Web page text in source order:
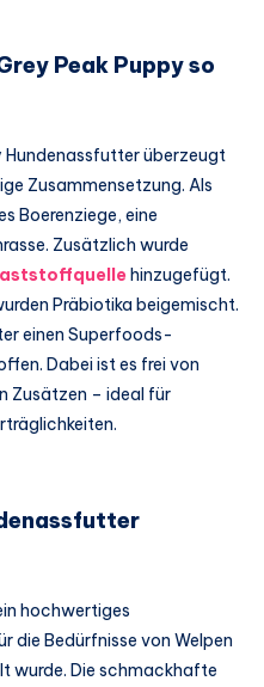
Peak Puppy so
Hundenassfutter überzeugt
Zusammensetzung. Als
Boerenziege, eine
Zusätzlich wurde
hinzugefügt.
Präbiotika beigemischt.
einen Superfoods-
Dabei ist es frei von
Zusätzen – ideal für
hochwertiges
die Bedürfnisse von Welpen
wurde. Die schmackhafte